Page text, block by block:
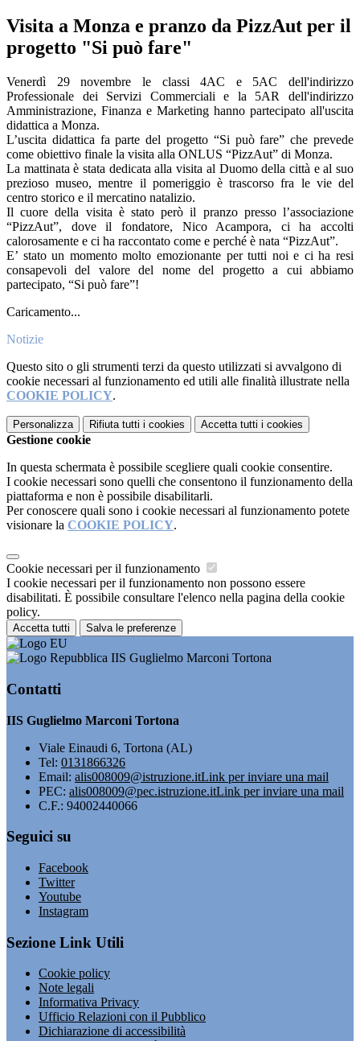
Visita a Monza e pranzo da PizzAut per il
progetto "Si può fare"
Venerdì 29 novembre le classi 4AC e 5AC dell'indirizzo
Professionale dei Servizi Commerciali e la 5AR dell'indirizzo
Amministrazione, Finanza e Marketing hanno partecipato all'uscita
didattica a Monza.
L’uscita didattica fa parte del progetto “Si può fare” che prevede
come obiettivo finale la visita alla ONLUS “PizzAut” di Monza.
La mattinata è stata dedicata alla visita al Duomo della città e al suo
prezioso museo, mentre il pomeriggio è trascorso fra le vie del
centro storico e il mercatino natalizio.
Il cuore della visita è stato però il pranzo presso l’associazione
“PizzAut”, dove il fondatore, Nico Acampora, ci ha accolti
calorosamente e ci ha raccontato come e perché è nata “PizzAut”.
E’ stato un momento molto emozionante per tutti noi e ci ha resi
consapevoli del valore del nome del progetto a cui abbiamo
partecipato, “Si può fare”!
Caricamento...
Notizie
Questo sito o gli strumenti terzi da questo utilizzati si avvalgono di
cookie necessari al funzionamento ed utili alle finalità illustrate nella
COOKIE POLICY.
Personalizza Rifiuta tutti i cookies Accetta tutti i cookies
Gestione cookie
In questa schermata è possibile scegliere quali cookie consentire.
I cookie necessari sono quelli che consentono il funzionamento della
piattaforma e non è possibile disabilitarli.
Per conoscere quali sono i cookie necessari al funzionamento potete
visionare la COOKIE POLICY.
Cookie necessari per il funzionamento
I cookie necessari per il funzionamento non possono essere
disabilitati. È possibile consultare l'elenco nella pagina della cookie
policy.
Accetta tutti Salva le preferenze
IIS Guglielmo Marconi Tortona
Contatti
IIS Guglielmo Marconi Tortona
Viale Einaudi 6, Tortona (AL)
Tel: 0131866326
Email: alis008009@istruzione.itLink per inviare una mail
PEC: alis008009@pec.istruzione.itLink per inviare una mail
C.F.: 94002440066
Seguici su
Facebook
Twitter
Youtube
Instagram
Sezione Link Utili
Cookie policy
Note legali
Informativa Privacy
Ufficio Relazioni con il Pubblico
Dichiarazione di accessibilità